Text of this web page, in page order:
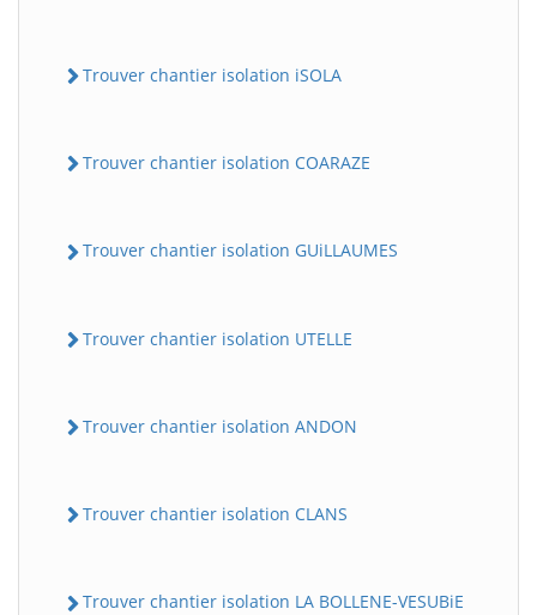
Trouver chantier isolation iSOLA
Trouver chantier isolation COARAZE
Trouver chantier isolation GUiLLAUMES
Trouver chantier isolation UTELLE
Trouver chantier isolation ANDON
Trouver chantier isolation CLANS
Trouver chantier isolation LA BOLLENE-VESUBiE